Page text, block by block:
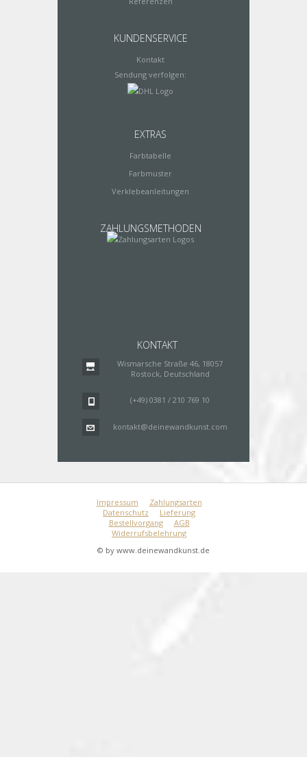
KUNDENSERVICE
Kontakt
Sendung verfolgen:
EXTRAS
Farbtabelle
Farbmuster
Verklebeanleitungen
ZAHLUNGSMETHODEN
KONTAKT
Wismarsche Straße 46, 18057
Rostock, Deutschland
(+49) 0381 / 210 769 10
kontakt@deinewandkunst.com
Impressum
Zahlungsarten
Datenschutz
Lieferung
Bestellvorgang
AGB
Widerrufsbelehrung
© by www.deinewandkunst.de